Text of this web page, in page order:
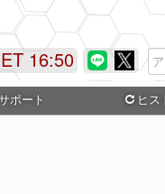
ET 16:51
ポート ヒス